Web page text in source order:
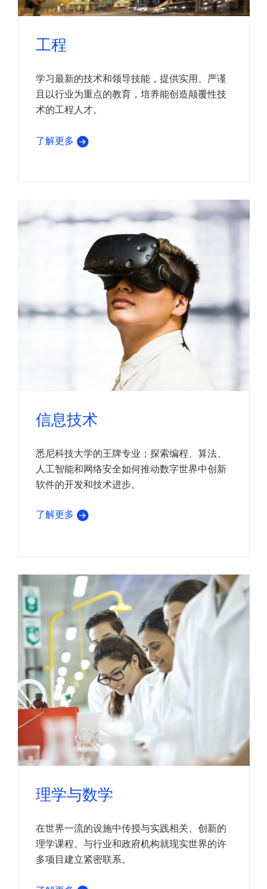
工程
学习最新的技术和领导技能，提供实用、严谨
且以行业为重点的教育，培养能创造颠覆性技
术的工程人才。
了解更多
信息技术
悉尼科技大学的王牌专业；探索编程、算法、
人工智能和网络安全如何推动数字世界中创新
软件的开发和技术进步。
了解更多
理学与数学
在世界一流的设施中传授与实践相关、创新的
理学课程。与行业和政府机构就现实世界的许
多项目建立紧密联系。